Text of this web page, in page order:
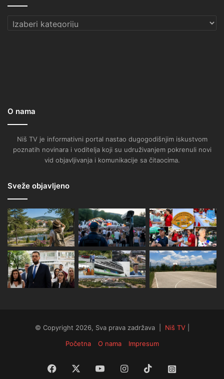
Kategorije
O nama
Niš TV je informativni portal nastao dugogodišnjim iskustvom
poznatih novinara i voditelja koji su udruživanjem pokrenuli novi
vid objavljivanja i komunikacije sa čitaocima.
Sveže objavljeno
© Copyright 2026, Sva prava zadržava | Niš TV|
Početna
O nama Impresum
Facebook YouTubeInstagram
TikTok